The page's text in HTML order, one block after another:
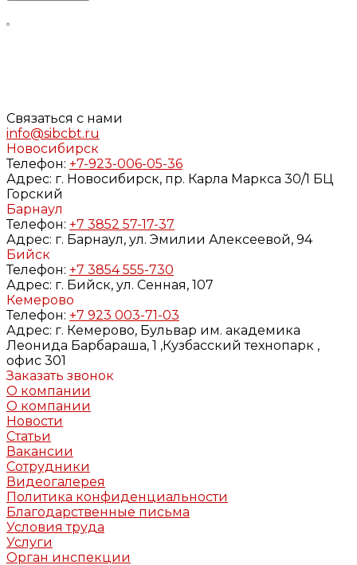
Связаться с нами
info@sibcbt.ru
Новосибирск
Телефон: +7-923-006-05-36
Адрес: г. Новосибирск, пр. Карла Маркса 30/1 БЦ
Горский
Барнаул
Телефон: +7 3852 57-17-37
Адрес: г. Барнаул, ул. Эмилии Алексеевой, 94
Бийск
Телефон: +7 3854 555-730
Адрес: г. Бийск, ул. Сенная, 107
Кемерово
Телефон: +7 923 003-71-03
Адрес: г. Кемерово, Бульвар им. академика
Леонида Барбараша, 1 ,Кузбасский технопарк ,
офис 301
Заказать звонок
О компании
О компании
Новости
Статьи
Вакансии
Сотрудники
Видеогалерея
Политика конфиденциальности
Благодарственные письма
Условия труда
Услуги
Орган инспекции